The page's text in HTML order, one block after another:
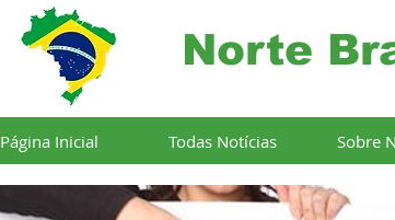
Norte
Página Inicial Todas Notícias Sobre